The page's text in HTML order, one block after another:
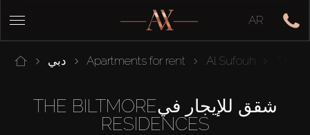
AR
دبي Apartments for rent Al Sufouh
شقق للإيجار فيTHE BILTMORE
RESIDENCES